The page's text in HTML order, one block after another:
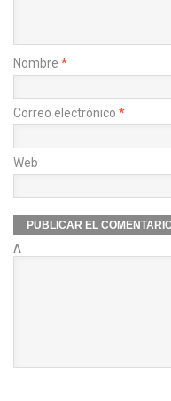
Nombre *
Correo electrónico *
Web
Δ